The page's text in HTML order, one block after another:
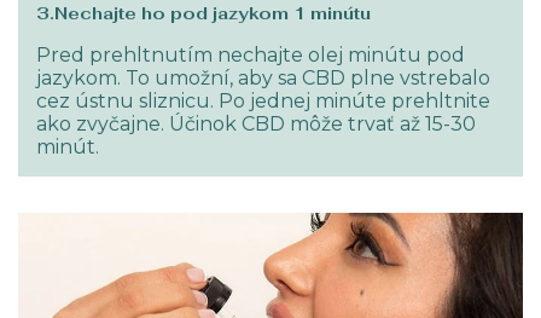
3.Nechajte ho pod jazykom 1 minútu
Pred prehltnutím nechajte olej minútu pod
jazykom. To umožní, aby sa CBD plne vstrebalo
cez ústnu sliznicu. Po jednej minúte prehltnite
ako zvyčajne. Účinok CBD môže trvať až 15-30
minút.